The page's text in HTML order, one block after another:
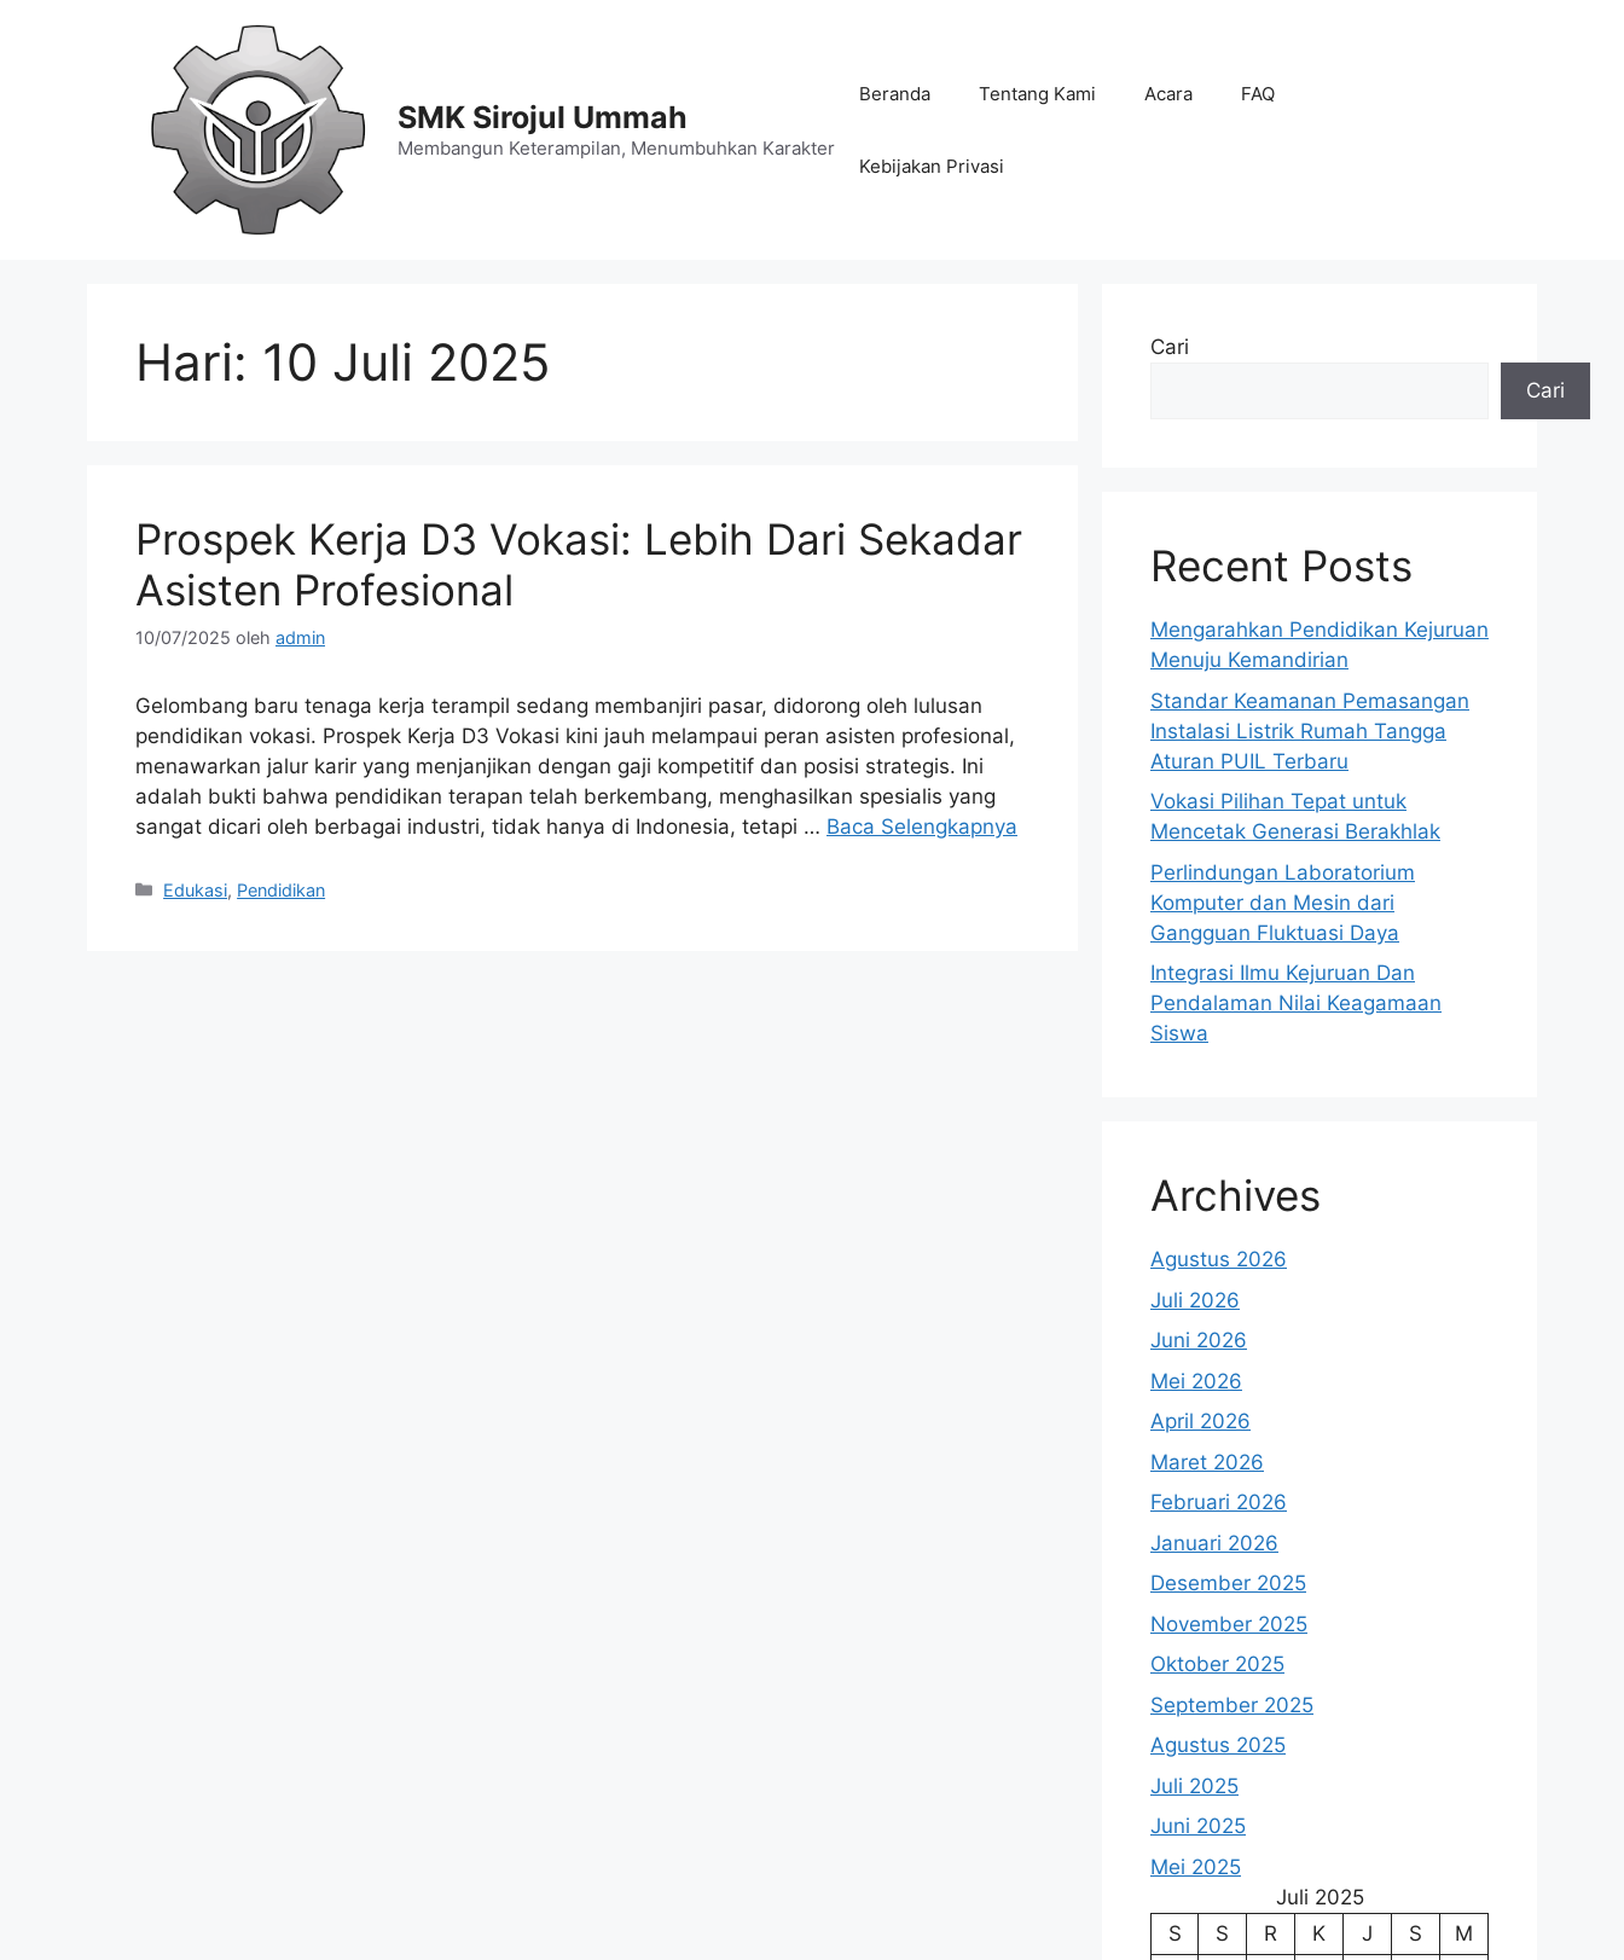
SMK Sirojul Ummah
Membangun Keterampilan, Menumbuhkan Karakter
Beranda Tentang Kami Acara FAQ
Kebijakan Privasi
Hari: 10 Juli 2025
Prospek Kerja D3 Vokasi: Lebih Dari Sekadar
Asisten Profesional
10/07/2025 oleh admin
Gelombang baru tenaga kerja terampil sedang membanjiri pasar, didorong oleh lulusan
pendidikan vokasi. Prospek Kerja D3 Vokasi kini jauh melampaui peran asisten profesional,
menawarkan jalur karir yang menjanjikan dengan gaji kompetitif dan posisi strategis. Ini
adalah bukti bahwa pendidikan terapan telah berkembang, menghasilkan spesialis yang
sangat dicari oleh berbagai industri, tidak hanya di Indonesia, tetapi … Baca Selengkapnya
Kategori
Edukasi, Pendidikan
Cari
Cari
Recent Posts
Mengarahkan Pendidikan Kejuruan
Menuju Kemandirian
Standar Keamanan Pemasangan
Instalasi Listrik Rumah Tangga
Aturan PUIL Terbaru
Vokasi Pilihan Tepat untuk
Mencetak Generasi Berakhlak
Perlindungan Laboratorium
Komputer dan Mesin dari
Gangguan Fluktuasi Daya
Integrasi Ilmu Kejuruan Dan
Pendalaman Nilai Keagamaan
Siswa
Archives
Agustus 2026
Juli 2026
Juni 2026
Mei 2026
April 2026
Maret 2026
Februari 2026
Januari 2026
Desember 2025
November 2025
Oktober 2025
September 2025
Agustus 2025
Juli 2025
Juni 2025
Mei 2025
Juli 2025
S
S R K J S
M